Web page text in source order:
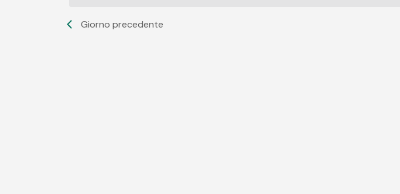
Giorno precedente